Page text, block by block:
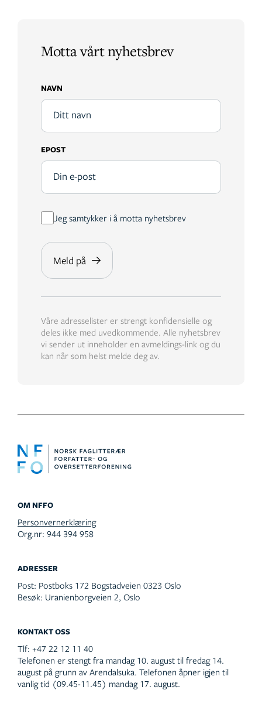
OM NFFO
Personvernerklæring
Org.nr: 944 394 958
ADRESSER
Post: Postboks 172 Bogstadveien 0323 Oslo
Besøk: Uranienborgveien 2, Oslo
KONTAKT OSS
Tlf: +47 22 12 11 40
Telefonen er stengt fra mandag 10. august til fredag 14.
august på grunn av Arendalsuka. Telefonen åpner igjen til
vanlig tid (09.45-11.45) mandag 17. august.
Motta vårt nyhetsbrev
NAVN
EPOST
Jeg samtykker i å motta nyhetsbrev
Våre adresselister er strengt konfidensielle og
deles ikke med uvedkommende. Alle nyhetsbrev
vi sender ut inneholder en avmeldings-link og du
kan når som helst melde deg av.